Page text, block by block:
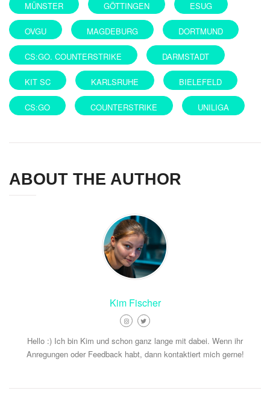
MÜNSTER GÖTTINGEN ESUG
OVGU MAGDEBURG DORTMUND
CS:GO. COUNTERSTRIKE DARMSTADT
KIT SC KARLSRUHE BIELEFELD
CS:GO COUNTERSTRIKE UNILIGA
ABOUT THE AUTHOR
Kim Fischer
Hello :) Ich bin Kim und schon ganz lange mit dabei. Wenn ihr
Anregungen oder Feedback habt, dann kontaktiert mich gerne!